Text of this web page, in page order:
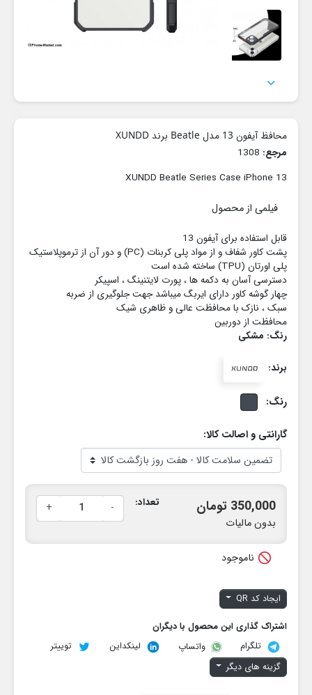

محافظ آیفون 13 مدل Beatle برند XUNDD
مرجع:
XUNDD Beatle Series Case iPhone 13
فیلمی از محصول
قابل استفاده برای آیفون 13
پشت کاور شفاف و از مواد پلی کربنات (PC) و دور آن از ترموپلاستیک
پلی اورتان (TPU) ساخته شده است
دسترسی آسان به دکمه ها ، پورت لایتنینگ ، اسپیکر
چهار گوشه کاور دارای ایربگ میباشد جهت جلوگیری از ضربه
سبک ، نازک با محافظت عالی و ظاهری شیک
محافظت از دوربین
رنگ: مشکی
برند:
رنگ:
گارانتی و اصالت کالا:
350,000 تومان
بدون مالیات
تعداد: -
+
 ناموجود
ایجاد کد QR
اشتراک گذاری این محصول با دیگران
تلگرام
واتساپ لینکداین
توییتر
گزینه های دیگر